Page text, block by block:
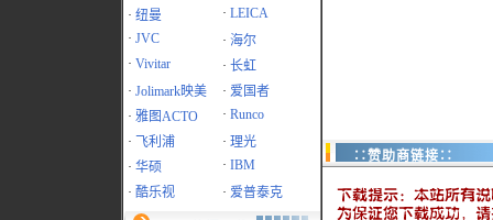
· 纽曼 · LEICA
· JVC · 海尔
· Vivitar · 长虹
· Jolimark映美 · 爱国者
· 雅图ACTO · Runco
·
飞利浦 · 理光
· 华硕 · IBM
· 酷乐视 · 爱普泰克
∷赞助商链接∷